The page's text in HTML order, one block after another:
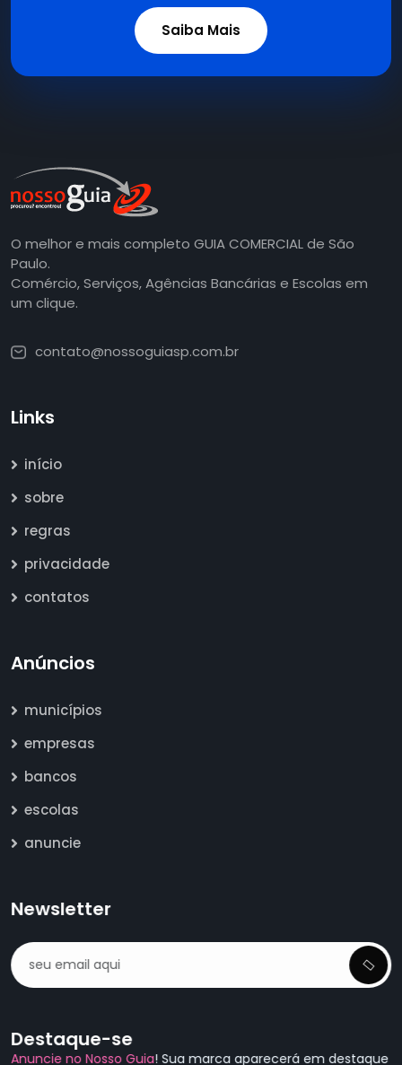
Saiba Mais
O melhor e mais completo GUIA COMERCIAL de São
Paulo.
Comércio, Serviços, Agências Bancárias e Escolas em
um clique.
contato@nossoguiasp.com.br
Links
início
sobre
regras
privacidade
contatos
Anúncios
municípios
empresas
bancos
escolas
anuncie
Newsletter
Destaque-se
Anuncie no Nosso Guia! Sua marca aparecerá em destaque